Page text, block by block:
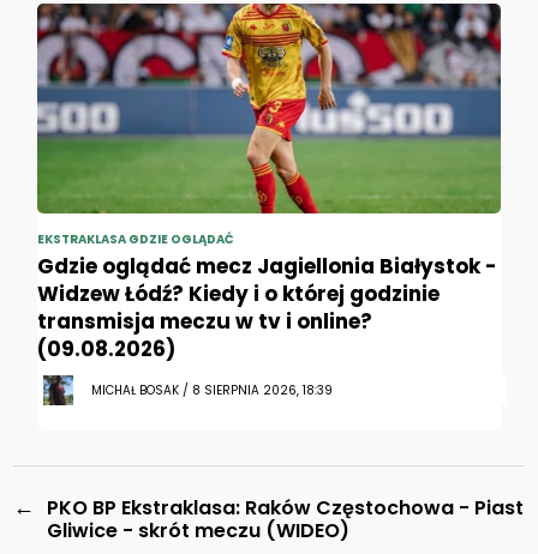
EKSTRAKLASA GDZIE OGLĄDAĆ
Gdzie oglądać mecz Jagiellonia Białystok -
Widzew Łódź? Kiedy i o której godzinie
transmisja meczu w tv i online?
(09.08.2026)
MICHAŁ BOSAK / 8 SIERPNIA 2026, 18:39
←
PKO BP Ekstraklasa: Raków Częstochowa - Piast
Gliwice - skrót meczu (WIDEO)